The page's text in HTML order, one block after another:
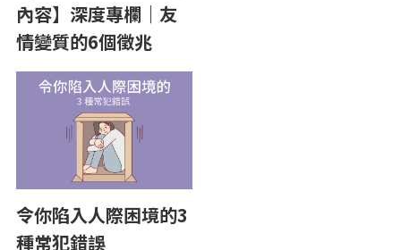
內容】深度專欄｜友
情變質的6個徵兆
令你陷入人際困境的3
種常犯錯誤